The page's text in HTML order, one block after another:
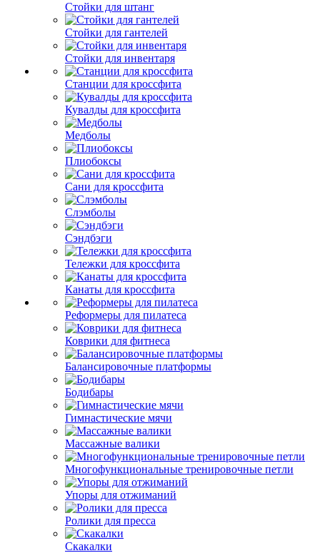
Стойки для штанг
Стойки для гантелей
Стойки для инвентаря
Станции для кроссфита
Кувалды для кроссфита
Медболы
Плиобоксы
Сани для кроссфита
Слэмболы
Сэндбэги
Тележки для кроссфита
Канаты для кроссфита
Реформеры для пилатеса
Коврики для фитнеса
Балансировочные платформы
Бодибары
Гимнастические мячи
Массажные валики
Многофункциональные тренировочные петли
Упоры для отжиманий
Ролики для пресса
Скакалки